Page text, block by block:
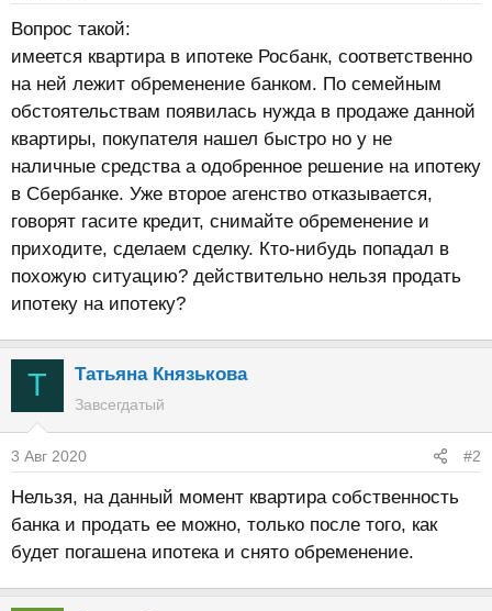
е
м
ы
ч
л
а
Вопрос такой:
имеется квартира в ипотеке Росбанк, соответственно
на ней лежит обременение банком. По семейным
обстоятельствам появилась нужда в продаже данной
квартиры, покупателя нашел быстро но у не
наличные средства а одобренное решение на ипотеку
в Сбербанке. Уже второе агенство отказывается,
говорят гасите кредит, снимайте обременение и
приходите, сделаем сделку. Кто-нибудь попадал в
похожую ситуацию? действительно нельзя продать
ипотеку на ипотеку?
Т Татьяна Князькова
Завсегдатый
3 Авг 2020 #2
Нельзя, на данный момент квартира собственность
банка и продать ее можно, только после того, как
будет погашена ипотека и снято обременение.